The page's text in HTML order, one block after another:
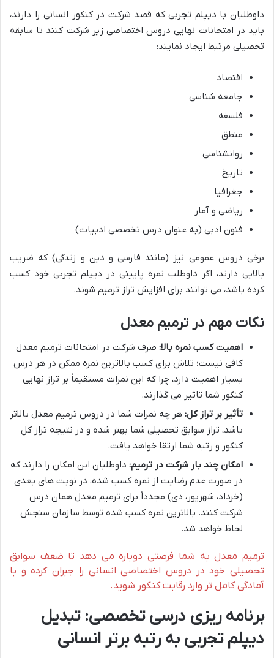
داوطلبان با دیپلم تجربی که قصد شرکت در کنکور انسانی را دارند،
باید در امتحانات نهایی دروس اختصاصی زیر شرکت کنند تا سابقه
تحصیلی مرتبط ایجاد نمایند:
اقتصاد
جامعه شناسی
فلسفه
منطق
روانشناسی
تاریخ
جغرافیا
ریاضی و آمار
فنون ادبی (به عنوان درس تخصصی ادبیات)
برخی دروس عمومی نیز (مانند فارسی و دین و زندگی) که ضریب
بالایی دارند، اگر داوطلب نمره پایینی در دیپلم تجربی خود کسب
کرده باشد، می توانند برای افزایش تراز ترمیم شوند.
نکات مهم در ترمیم معدل
اهمیت کسب نمره بالا: صرف شرکت در امتحانات ترمیم معدل
کافی نیست؛ تلاش برای کسب بالاترین نمره ممکن در هر درس
بسیار اهمیت دارد، چرا که این نمرات مستقیماً بر تراز نهایی
کنکور شما تاثیر می گذارند.
تأثیر بر تراز کل: هر چه نمرات شما در دروس ترمیم معدل بالاتر
باشد، تراز سوابق تحصیلی شما بهتر شده و در نتیجه تراز کل
کنکور و رتبه شما ارتقا خواهد یافت.
امکان چند بار شرکت در ترمیم: داوطلبان این امکان را دارند که
در صورت عدم رضایت از نمره کسب شده، در نوبت های بعدی
(خرداد، شهریور، دی) مجدداً برای ترمیم معدل همان درس
شرکت کنند. بالاترین نمره کسب شده توسط سازمان سنجش
لحاظ خواهد شد.
ترمیم معدل به شما فرصتی دوباره می دهد تا ضعف سوابق
تحصیلی خود در دروس اختصاصی انسانی را جبران کرده و با
آمادگی کامل تر وارد رقابت کنکور شوید.
برنامه ریزی درسی تخصصی: تبدیل
دیپلم تجربی به رتبه برتر انسانی